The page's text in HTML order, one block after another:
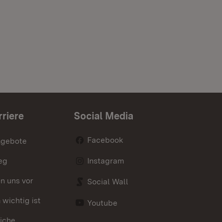
uns vor
wichtig ist
Social Media
Facebook
Instagram
Social Wall
Youtube